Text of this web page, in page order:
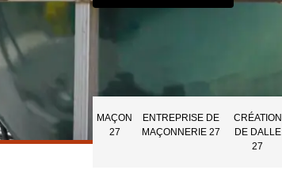
MAÇON
27
ENTREPRISE DE
MAÇONNERIE 27
CRÉATION
DE DALLE
27